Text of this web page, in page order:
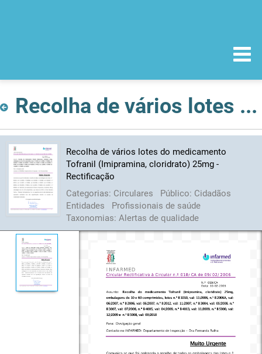
Recolha de vários lotes do medicamento Tofranil (Imipramina, cloridrato) 25mg - Rectificação
Recolha de vários lotes do medicamento
Tofranil (Imipramina, cloridrato) 25mg -
Rectificação
Categorias: Circulares Público: Cidadãos
Entidades
Profissionais de saúde
Taxonomias: Alertas de qualidade